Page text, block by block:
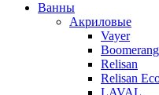
Ванны
Акриловые
Vayer
Boomerang
Relisan
Relisan
LAVAL